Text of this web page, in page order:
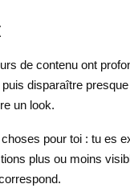
de contenu ont
disparaître
un look.
pour toi : tu es
plus ou moins